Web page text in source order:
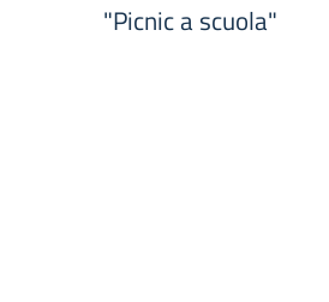
"Picnic a scuola"